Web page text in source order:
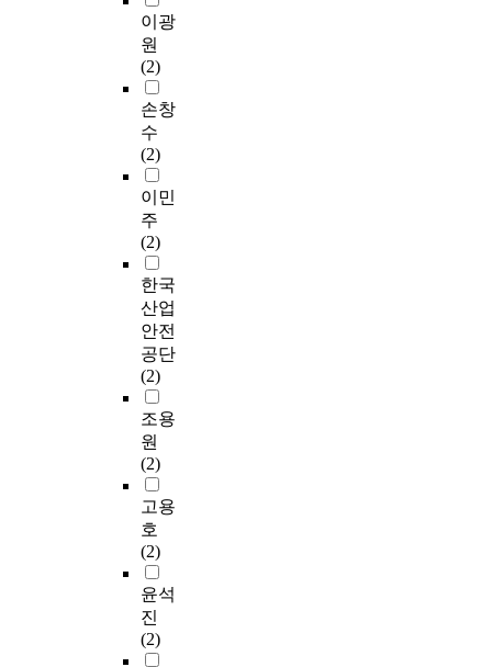
이광
원
(2)
손창
수
(2)
이민
주
(2)
한국
산업
안전
공단
(2)
조용
원
(2)
고용
호
(2)
윤석
진
(2)